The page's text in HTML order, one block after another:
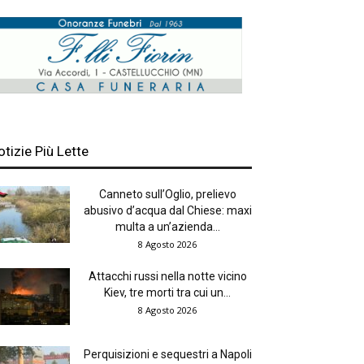
Più Lette
Canneto sull’Oglio, prelievo
abusivo d’acqua dal Chiese: maxi
multa a un’azienda...
8 Agosto 2026
Attacchi russi nella notte vicino
Kiev, tre morti tra cui un...
8 Agosto 2026
Perquisizioni e sequestri a Napoli